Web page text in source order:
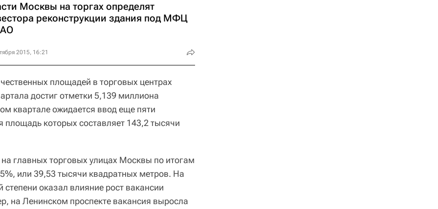
Москвы на торгах определят
реконструкции здания под МФЦ
2015, 16:21
площадей в торговых центрах
достиг отметки 5,139 миллиона
квартале ожидается ввод еще пяти
площадь которых составляет 143,2 тысячи
главных торговых улицах Москвы по итогам
или 39,53 тысячи квадратных метров. На
оказал влияние рост вакансии
на Ленинском проспекте вакансия выросла